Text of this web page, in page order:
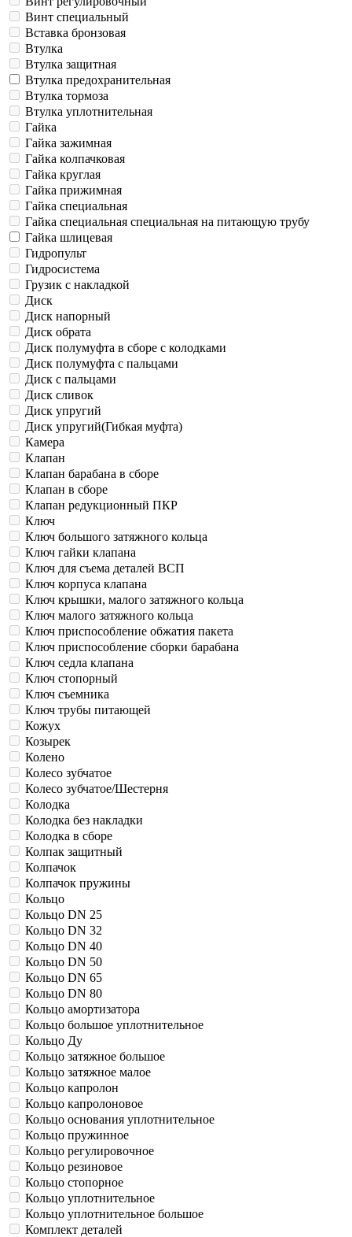
Винт специальный
Вставка бронзовая
Втулка
Втулка защитная
Втулка предохранительная
Втулка тормоза
Втулка уплотнительная
Гайка
Гайка зажимная
Гайка колпачковая
Гайка круглая
Гайка прижимная
Гайка специальная
Гайка специальная специальная на питающую трубу
Гайка шлицевая
Гидропульт
Гидросистема
Грузик с накладкой
Диск
Диск напорный
Диск обрата
Диск полумуфта в сборе с колодками
Диск полумуфта с пальцами
Диск с пальцами
Диск сливок
Диск упругий
Диск упругий(Гибкая муфта)
Камера
Клапан
Клапан барабана в сборе
Клапан в сборе
Клапан редукционный ПКР
Ключ
Ключ большого затяжного кольца
Ключ гайки клапана
Ключ для съема деталей ВСП
Ключ корпуса клапана
Ключ крышки, малого затяжного кольца
Ключ малого затяжного кольца
Ключ приспособление обжатия пакета
Ключ приспособление сборки барабана
Ключ седла клапана
Ключ стопорный
Ключ съемника
Ключ трубы питающей
Кожух
Козырек
Колено
Колесо зубчатое
Колесо зубчатое/Шестерня
Колодка
Колодка без накладки
Колодка в сборе
Колпак защитный
Колпачок
Колпачок пружины
Кольцо
Кольцо DN 25
Кольцо DN 32
Кольцо DN 40
Кольцо DN 50
Кольцо DN 65
Кольцо DN 80
Кольцо амортизатора
Кольцо большое уплотнительное
Кольцо Ду
Кольцо затяжное большое
Кольцо затяжное малое
Кольцо капролон
Кольцо капролоновое
Кольцо основания уплотнительное
Кольцо пружинное
Кольцо регулировочное
Кольцо резиновое
Кольцо стопорное
Кольцо уплотнительное
Кольцо уплотнительное большое
Комплект деталей